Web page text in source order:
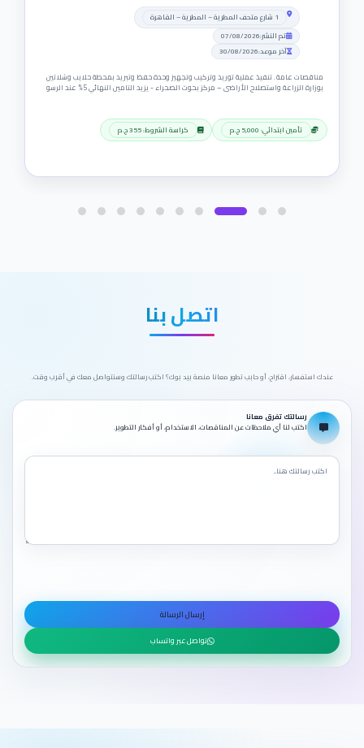
1 شارع متحف المطرية – المطرية – القاهرة
تم النشر:07/08/2026
آخر موعد:30/08/2026
مناقصات عامة . تنفيذ عملية توريد وتركيب وتجهيز وحدة حفظ وتبريد بمحطة حلايب وشلاتين
بوزارة الزراعة واستصلاح الأراضى – مركز بحوث الصحراء - يزيد التامين النهائي 5% عند الرسو
تأمين ابتدائي: 5,000 ج.م كراسة الشروط: 355 ج.م
اتصل بنا
عندك استفسار، اقتراح، أو حابب تطور معانا منصة بيد بوك؟ اكتب رسالتك وسنتواصل معك في أقرب وقت.
رسالتك تفرق معانا
اكتب لنا أي ملاحظات عن المناقصات، الاستخدام، أو أفكار التطوير.
إرسال الرسالة
تواصل عبر واتساب